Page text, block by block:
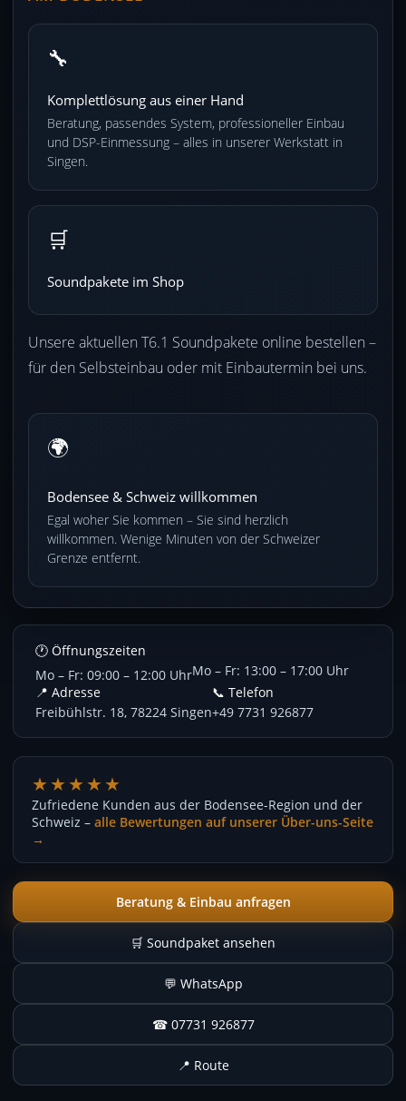
🔧
Komplettlösung aus einer Hand
Beratung, passendes System, professioneller Einbau
und DSP-Einmessung – alles in unserer Werkstatt in
Singen.
🛒
Soundpakete im Shop
Unsere aktuellen T6.1 Soundpakete online bestellen –
für den Selbsteinbau oder mit Einbautermin bei uns.
🌍
Bodensee & Schweiz willkommen
Egal woher Sie kommen – Sie sind herzlich
willkommen. Wenige Minuten von der Schweizer
Grenze entfernt.
🕐 Öffnungszeiten
Mo – Fr: 09:00 – 12:00 UhrMo – Fr: 13:00 – 17:00 Uhr
📍 Adresse
Freibühlstr. 18, 78224 Singen
📞 Telefon
+49 7731 926877
★★★★★
Zufriedene Kunden aus der Bodensee-Region und der
Schweiz – alle Bewertungen auf unserer Über-uns-Seite
→
Beratung & Einbau anfragen
🛒 Soundpaket ansehen
💬 WhatsApp
☎ 07731 926877
📍 Route